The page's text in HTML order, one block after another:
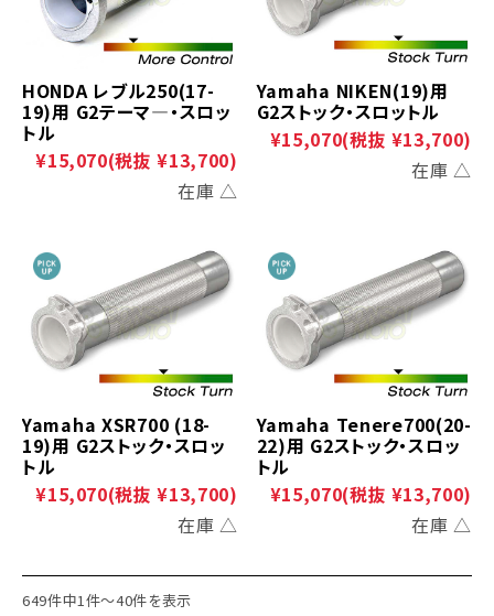
HONDA レブル250(17-
19)用 G2テーマ―・スロッ
トル
¥15,070(税抜 ¥13,700)
在庫 △
Yamaha NIKEN(19)用
G2ストック・スロットル
¥15,070(税抜 ¥13,700)
在庫 △
Yamaha XSR700 (18-
19)用 G2ストック・スロッ
トル
¥15,070(税抜 ¥13,700)
在庫 △
Yamaha Tenere700(20-
22)用 G2ストック・スロッ
トル
¥15,070(税抜 ¥13,700)
在庫 △
649件中1件～40件を表示